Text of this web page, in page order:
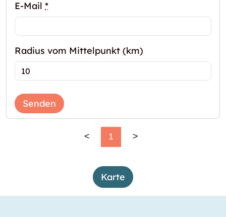
E-Mail *
Radius vom Mittelpunkt (km)
Senden
< 1 >
Karte